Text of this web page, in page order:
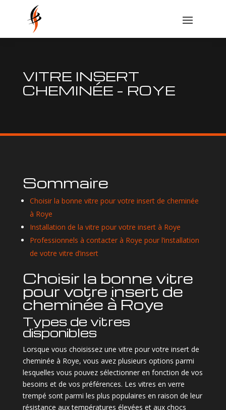
VITRE INSERT
CHEMINÉE – ROYE
Sommaire
Choisir la bonne vitre pour votre insert de cheminée
à Roye
Installation de la vitre pour votre insert à Roye
Professionnels à contacter à Roye pour l’installation
de votre vitre d’insert
Choisir la bonne vitre
pour votre insert de
cheminée à Roye
Types de vitres
disponibles
Lorsque vous choisissez une vitre pour votre insert de
cheminée à Roye, vous avez plusieurs options parmi
lesquelles vous pouvez sélectionner en fonction de vos
besoins et de vos préférences. Les vitres en verre
trempé sont parmi les plus populaires en raison de leur
résistance aux températures élevées et aux chocs